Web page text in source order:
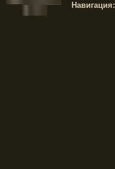
Навигация: